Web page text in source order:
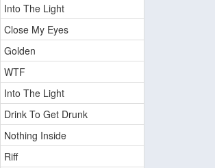
Into The Light
Close My Eyes
Golden
WTF
Into The Light
Drink To Get Drunk
Nothing Inside
Riff